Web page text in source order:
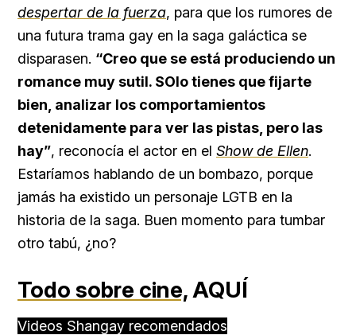
despertar de la fuerza, para que los rumores de
una futura trama gay en la saga galáctica se
disparasen. “Creo que se está produciendo un
romance muy sutil. SOlo tienes que fijarte
bien, analizar los comportamientos
detenidamente para ver las pistas, pero las
hay”, reconocía el actor en el Show de Ellen.
Estaríamos hablando de un bombazo, porque
jamás ha existido un personaje LGTB en la
historia de la saga. Buen momento para tumbar
otro tabú, ¿no?
Todo sobre cine,AQUÍ
Videos Shangay recomendados